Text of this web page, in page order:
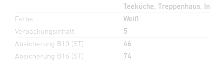
Teeküche, Treppenhaus,
Farbe
Weiß
Verpackungsinhalt
5
Absicherung B10 (ST)
46
Absicherung B16 (ST)
74